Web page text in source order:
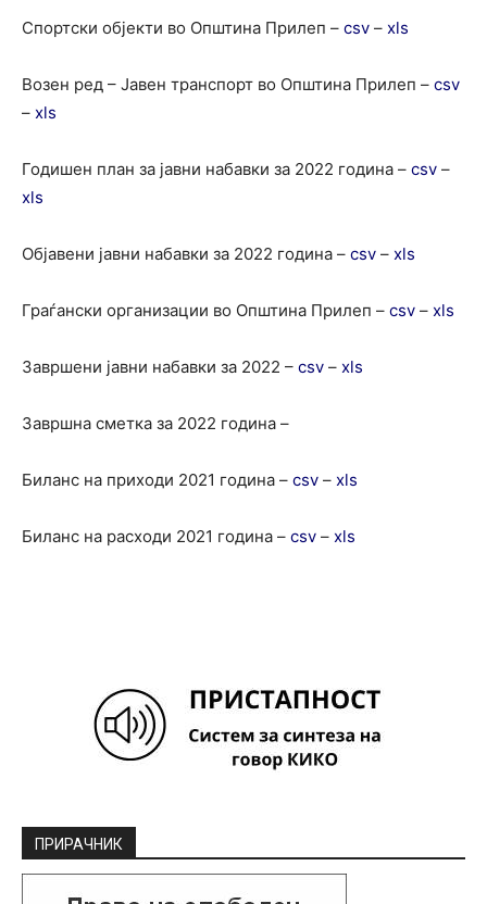
Спортски објекти во Општина Прилеп – csv – xls
Возен ред – Јавен транспорт во Општина Прилеп – csv
– xls
Годишен план за јавни набавки за 2022 година – csv –
xls
Објавени јавни набавки за 2022 година – csv – xls
Граѓански организации во Општина Прилеп – csv – xls
Завршени јавни набавки за 2022 – csv – xls
Завршна сметка за 2022 година –
Биланс на приходи 2021 година – csv – xls
Биланс на расходи 2021 година – csv – xls
ПРИРАЧНИК